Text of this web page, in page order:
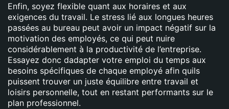
Enfin, soyez flexible quant aux horaires et aux
exigences du travail. Le stress lié aux longues heures
passées au bureau peut avoir un impact négatif sur la
motivation des employés, ce qui peut nuire
considérablement à la productivité de l’entreprise.
Essayez donc dadapter votre emploi du temps aux
besoins spécifiques de chaque employé afin quils
puissent trouver un juste équilibre entre travail et
loisirs personnelle, tout en restant performants sur le
plan professionnel.